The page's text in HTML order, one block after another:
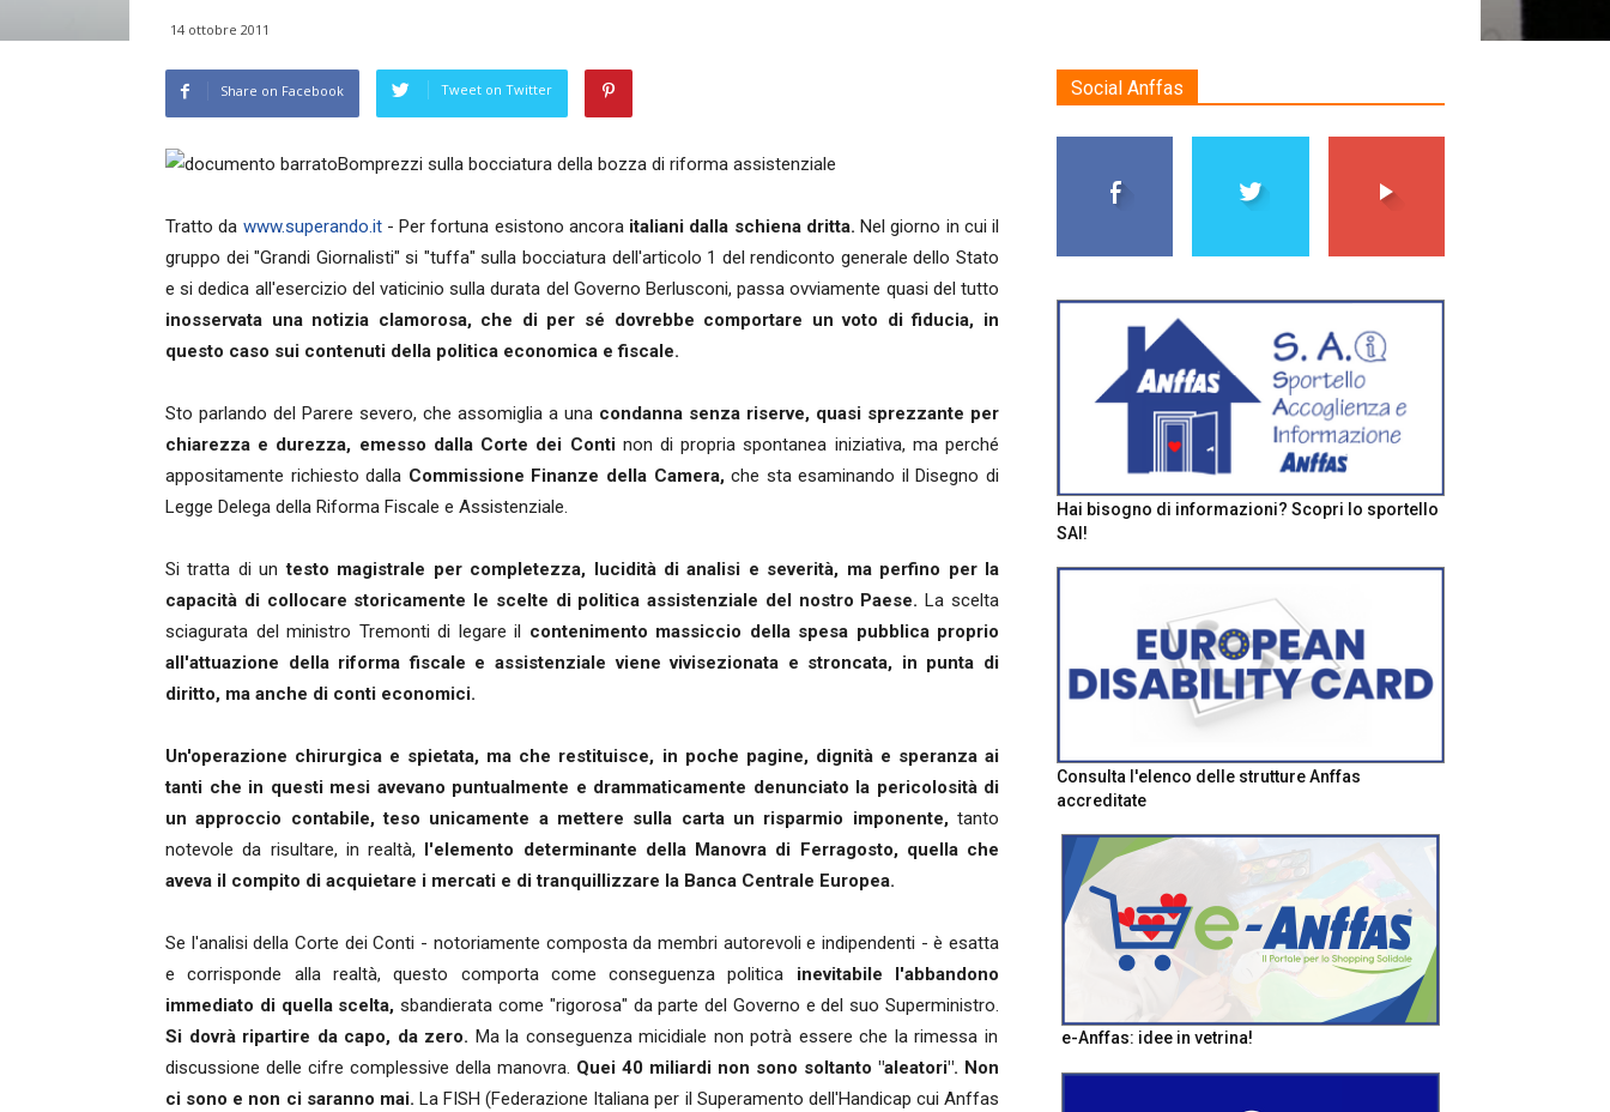
14 ottobre 2011
Share on Facebook Tweet on Twitter
Bomprezzi sulla bocciatura della bozza di riforma assistenziale
Tratto da www.superando.it- Per fortuna esistono ancora italiani dalla schiena dritta. Nel giorno in cui il
gruppo dei "Grandi Giornalisti" si "tuffa" sulla bocciatura dell'articolo 1 del rendiconto generale dello Stato
e si dedica all'esercizio del vaticinio sulla durata del Governo Berlusconi, passa ovviamente quasi del tutto
inosservata una notizia clamorosa, che di per sé dovrebbe comportare un voto di fiducia, in
questo caso sui contenuti della politica economica e fiscale.
Sto parlando del Parere severo, che assomiglia a una condanna senza riserve, quasi sprezzante per
chiarezza e durezza, emesso dalla Corte dei Continon di propria spontanea iniziativa, ma perché
appositamente richiesto dalla Commissione Finanze della Camera,che sta esaminando il Disegno di
Legge Delega della Riforma Fiscale e Assistenziale.
Si tratta di untesto magistrale per completezza, lucidità di analisi e severità, ma perfino per la
capacità di collocare storicamente le scelte di politica assistenziale del nostro Paese. La scelta
sciagurata del ministro Tremonti di legare il contenimento massiccio della spesa pubblica proprio
all'attuazione della riforma fiscale e assistenziale viene vivisezionata e stroncata, in punta di
diritto, ma anche di conti economici.
Un'operazione chirurgica e spietata, ma che restituisce, in poche pagine, dignità e speranza ai
tanti che in questi mesi avevano puntualmente e drammaticamente denunciato la pericolosità di
un approccio contabile, teso unicamente a mettere sulla carta un risparmio imponente, tanto
notevole da risultare, in realtà,
l'elemento determinante della Manovra di Ferragosto, quella che
aveva il compito di acquietare i mercati e di tranquillizzare la Banca Centrale Europea.
Se l'analisi della Corte dei Conti - notoriamente composta da membri autorevoli e indipendenti - è esatta
e corrisponde alla realtà, questo comporta come conseguenza politica inevitabile l'abbandono
immediato di quella scelta, sbandierata come "rigorosa" da parte del Governo e del suo Superministro.
Si dovrà ripartire da capo, da zero. Ma la conseguenza micidiale non potrà essere che la rimessa in
discussione delle cifre complessive della manovra. Quei 40 miliardi non sono soltanto "aleatori". Non
ci sono e non ci saranno mai. La FISH (Federazione Italiana per il Superamento dell'Handicap cui Anffas
Social Anffas
Hai bisogno di informazioni? Scopri lo sportello
SAI!
Consulta l'elenco delle strutture Anffas
accreditate
e-Anffas: idee in vetrina!